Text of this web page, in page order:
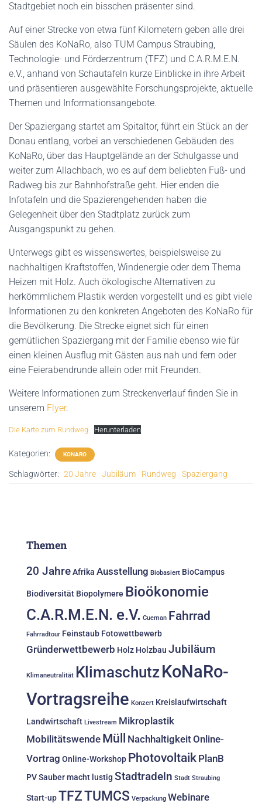
Stadtgebiet noch ein bisschen präsenter sind.
Auf einer Strecke von etwa fünf Kilometern geben alle drei
Säulen des KoNaRo, also TUM Campus Straubing,
Technologie- und Förderzentrum (TFZ) und C.A.R.M.E.N.
e.V., anhand von Schautafeln kurze Einblicke in ihre Arbeit
und präsentieren ausgewählte Forschungsprojekte, aktuelle
Themen und Informationsangebote.
Der Spaziergang startet am Spitaltor, führt ein Stück an der
Donau entlang, vorbei an verschiedenen Gebäuden des
KoNaRo, über das Hauptgelände an der Schulgasse und
weiter zum Allachbach, wo es auf dem beliebten Fuß- und
Radweg bis zur Bahnhofstraße geht. Hier enden die
Infotafeln und die Spazierengehenden haben die
Gelegenheit über den Stadtplatz zurück zum
Ausgangspunkt zu gehen.
Unterwegs gibt es wissenswertes, beispielsweise zu
nachhaltigen Kraftstoffen, Windenergie oder dem Thema
Heizen mit Holz. Auch ökologische Alternativen zu
herkömmlichem Plastik werden vorgestellt und es gibt viele
Informationen zu den konkreten Angeboten des KoNaRo für
die Bevölkerung. Die Strecke eignet sich für einen
gemütlichen Spaziergang mit der Familie ebenso wie für
einen kleinen Ausflug mit Gästen aus nah und fern oder
eine Feierabendrunde allein oder mit Freunden.
Weitere Informationen zum Streckenverlauf finden Sie in
unserem Flyer.
Die Karte zum Rundweg Herunterladen
Kategorien: KONARO
Schlagwörter: 20 Jahre Jubiläum Rundweg Spaziergang
Themen
20 JahreAfrika Ausstellung Biobasiert BioCampus
Biodiversität Biopolymere Bioökonomie
C.A.R.M.E.N. e.V. Cueman Fahrrad
Fahrradtour Feinstaub Fotowettbewerb
Gründerwettbewerb Holz Holzbau Jubiläum
Klimaneutralität KlimaschutzKoNaRo-
Vortragsreihe Konzert Kreislaufwirtschaft
Landwirtschaft Livestream Mikroplastik
Mobilitätswende Müll NachhaltigkeitOnline-
Vortrag Online-Workshop Photovoltaik PlanB
PVSauber macht lustig Stadtradeln Stadt Straubing
Start-upTFZTUMCS Verpackung Webinare